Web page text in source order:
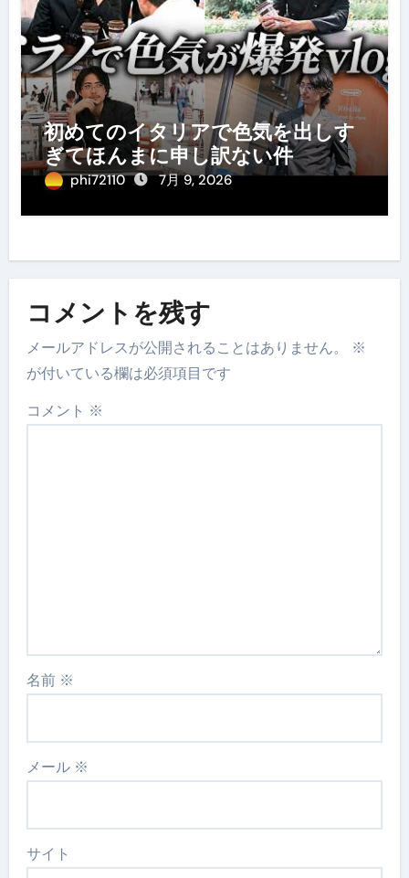
初めてのイタリアで色気を出しす
ぎてほんまに申し訳ない件
phi72110 7月 9, 2026
コメントを残す
メールアドレスが公開されることはありません。
※
が付いている欄は必須項目です
コメント ※
名前 ※
メール ※
サイト